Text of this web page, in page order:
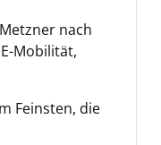
nach
Mobilität,
Feinsten, die